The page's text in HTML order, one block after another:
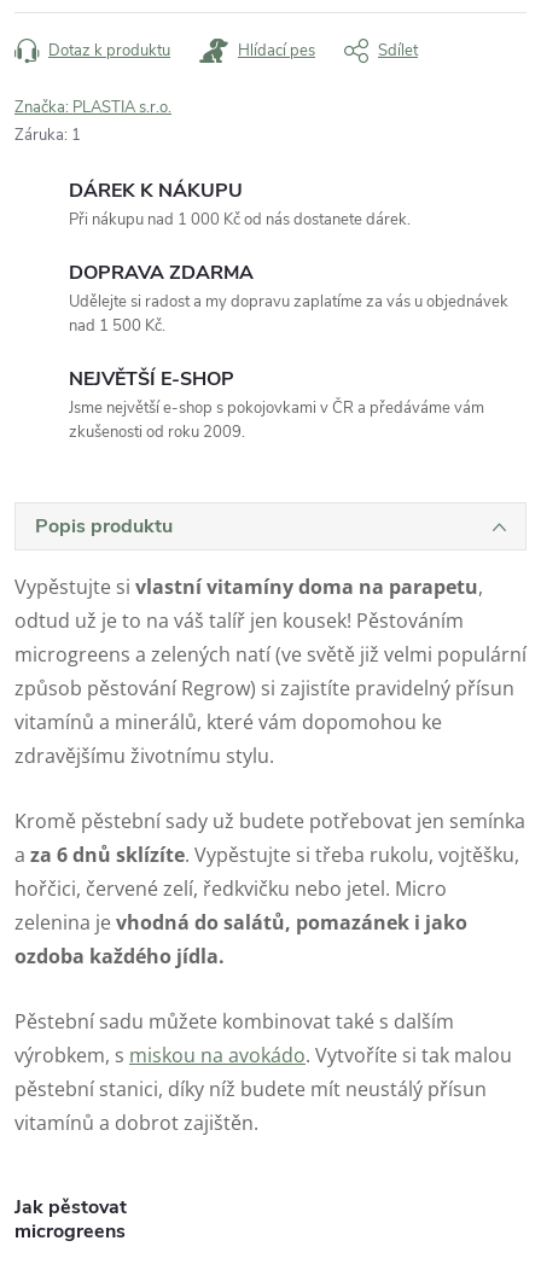
Dotaz k produktu Hlídací pes Sdílet
Značka: PLASTIA s.r.o.
Záruka: 1
DÁREK K NÁKUPU
Při nákupu nad 1 000 Kč od nás dostanete dárek.
DOPRAVA ZDARMA
Udělejte si radost a my dopravu zaplatíme za vás u objednávek
nad 1 500 Kč.
NEJVĚTŠÍ E-SHOP
Jsme největší e-shop s pokojovkami v ČR a předáváme vám
zkušenosti od roku 2009.
Popis produktu
Vypěstujte si vlastní vitamíny doma na parapetu,
odtud už je to na váš talíř jen kousek! Pěstováním
microgreens a zelených natí (ve světě již velmi populární
způsob pěstování Regrow) si zajistíte pravidelný přísun
vitamínů a minerálů, které vám dopomohou ke
zdravějšímu životnímu stylu.
Kromě pěstební sady už budete potřebovat jen semínka
a za 6 dnů sklízíte. Vypěstujte si třeba rukolu, vojtěšku,
hořčici, červené zelí, ředkvičku nebo jetel. Micro
zelenina jevhodná do salátů, pomazánek i jako
ozdoba každého jídla.
Pěstební sadu můžete kombinovat také s dalším
výrobkem, s miskou na avokádo. Vytvoříte si tak malou
pěstební stanici, díky níž budete mít neustálý přísun
vitamínů a dobrot zajištěn.
Jak pěstovat
microgreens